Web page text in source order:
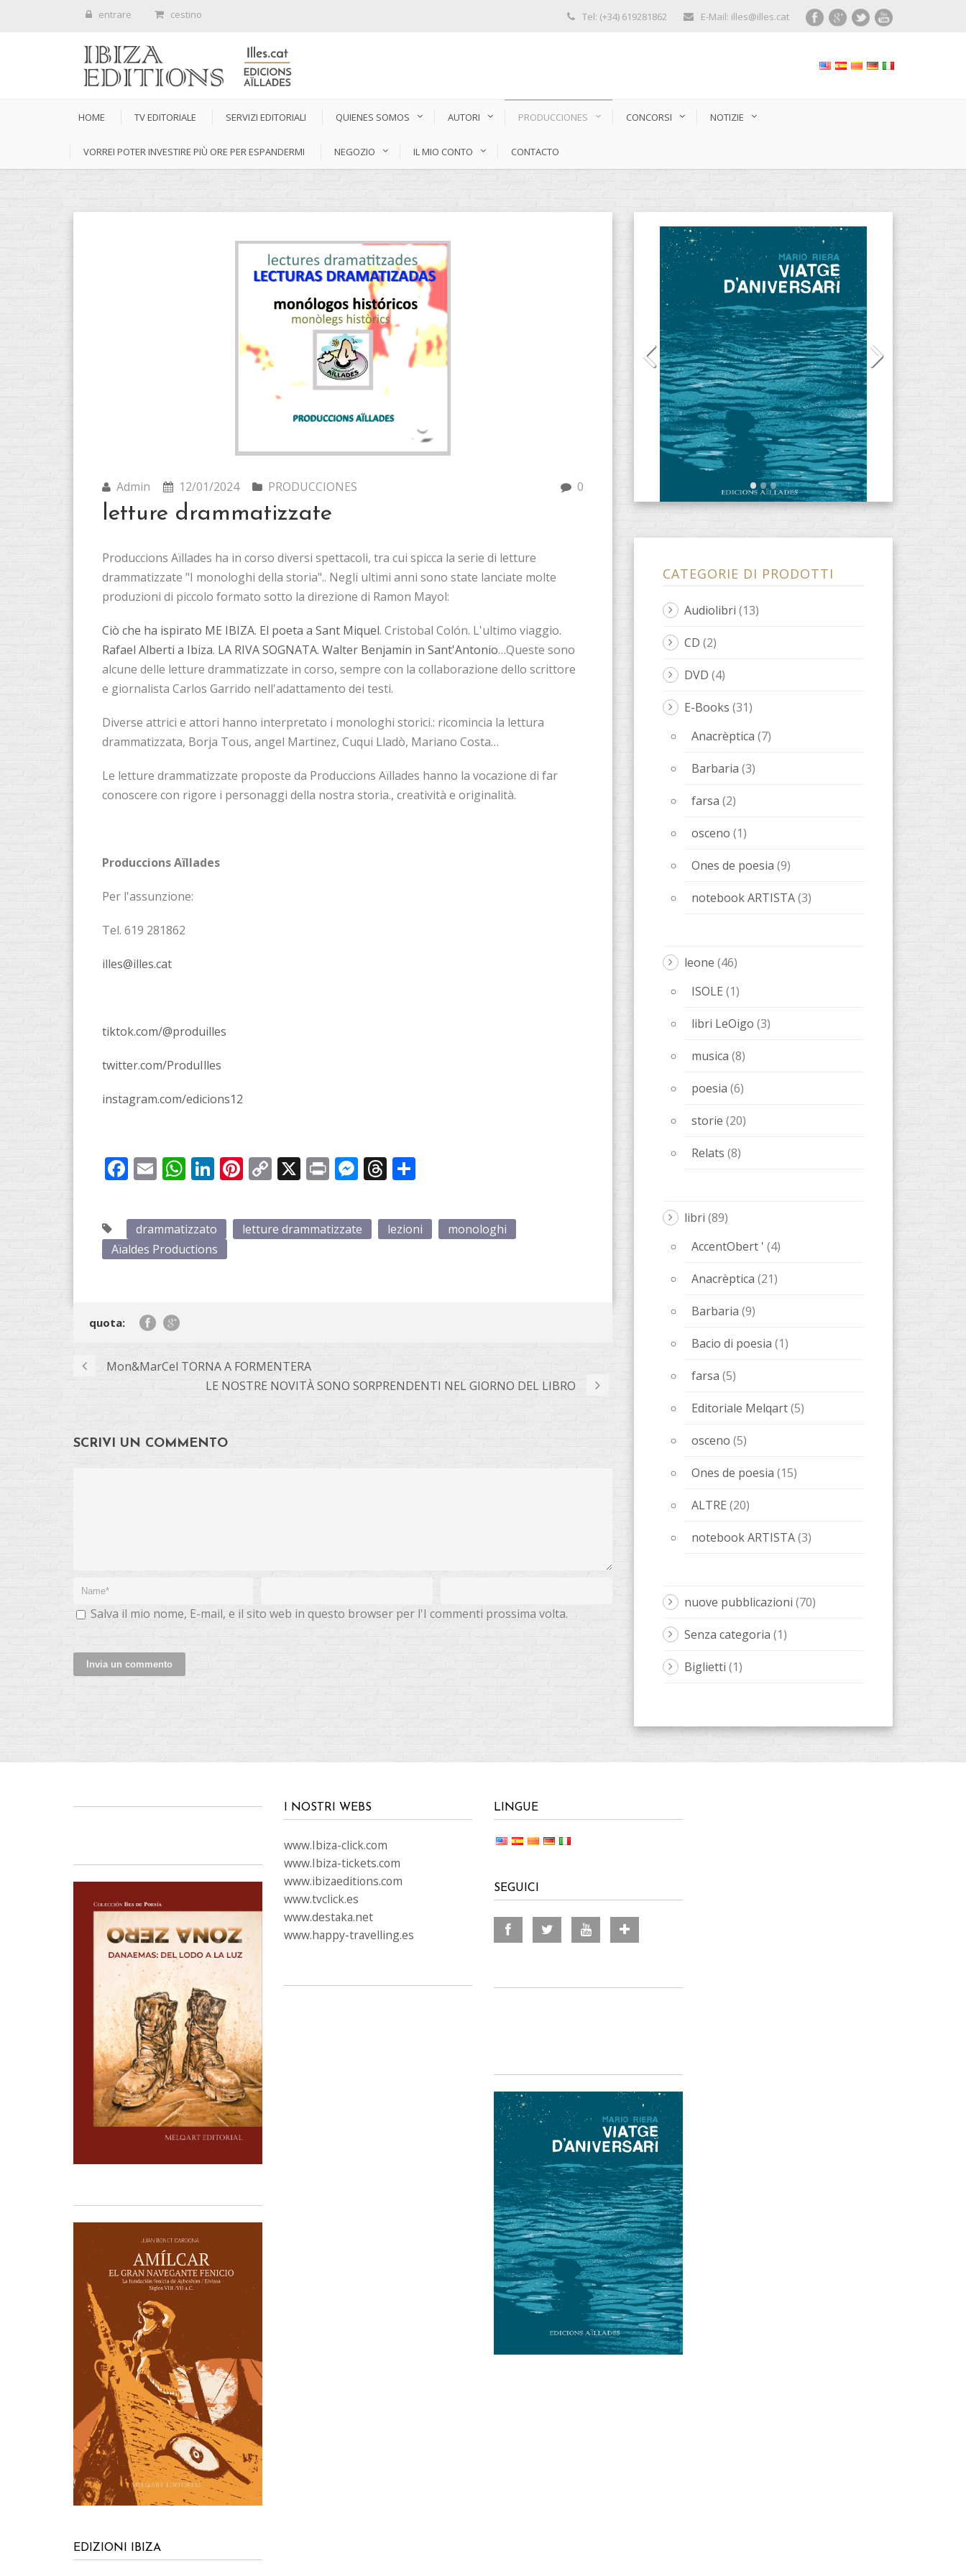
entrare cestino Tel: (+34) 619281862 E-Mail: illes@illes.cat
HOME TV EDITORIALE SERVIZI EDITORIALI QUIENES SOMOS AUTORI PRODUCCIONES CONCORSI NOTIZIE
VORREI POTER INVESTIRE PIÙ ORE PER ESPANDERMI NEGOZIO IL MIO CONTO CONTACTO
Admin 12/01/2024 PRODUCCIONES 0
letture drammatizzate
Produccions Aïllades ha in corso diversi spettacoli, tra cui spicca la serie di letture
drammatizzate "I monologhi della storia".. Negli ultimi anni sono state lanciate molte
produzioni di piccolo formato sotto la direzione di Ramon Mayol:
Ciò che ha ispirato ME IBIZA. El poeta a Sant Miquel. Cristobal Colón. L'ultimo viaggio.
Rafael Alberti a Ibiza. LA RIVA SOGNATA. Walter Benjamin in Sant'Antonio…Queste sono
alcune delle letture drammatizzate in corso, sempre con la collaborazione dello scrittore
e giornalista Carlos Garrido nell'adattamento dei testi.
Diverse attrici e attori hanno interpretato i monologhi storici.: ricomincia la lettura
drammatizzata, Borja Tous, angel Martinez, Cuqui Lladò, Mariano Costa…
Le letture drammatizzate proposte da Produccions Aïllades hanno la vocazione di far
conoscere con rigore i personaggi della nostra storia., creatività e originalità.
Produccions Aïllades
Per l'assunzione:
Tel. 619 281862
illes@illes.cat
tiktok.com/@produilles
twitter.com/ProduIlles
instagram.com/edicions12
Facebook
EmailWhatsApp
LinkedIn
Pinterest
Copy
X PrintMessenger
Threads
drammatizzato letture drammatizzate lezioni
monologhi
Aïaldes Productions
quota:
Mon&MarCel TORNA A FORMENTERA
LE NOSTRE NOVITÀ SONO SORPRENDENTI NEL GIORNO DEL LIBRO
SCRIVI UN COMMENTO
Salva il mio nome, E-mail, e il sito web in questo browser per l'I commenti prossima volta.
CATEGORIE DI PRODOTTI
Audiolibri (13)
CD (2)
DVD (4)
E-Books (31)
Anacrèptica (7)
Barbaria (3)
farsa (2)
osceno (1)
Ones de poesia (9)
notebook ARTISTA(3)
leone (46)
ISOLE (1)
libri LeOigo (3)
musica (8)
poesia (6)
storie (20)
Relats (8)
libri (89)
AccentObert ' (4)
Anacrèptica (21)
Barbaria (9)
Bacio di poesia (1)
farsa (5)
Editoriale Melqart(5)
osceno (5)
Ones de poesia (15)
ALTRE (20)
notebook ARTISTA(3)
nuove pubblicazioni (70)
Senza categoria (1)
Biglietti (1)
EDIZIONI IBIZA
I NOSTRI WEBS
www.Ibiza-click.com
www.Ibiza-tickets.com
www.ibizaeditions.com
www.tvclick.es
www.destaka.net
www.happy-travelling.es
LINGUE
SEGUICI